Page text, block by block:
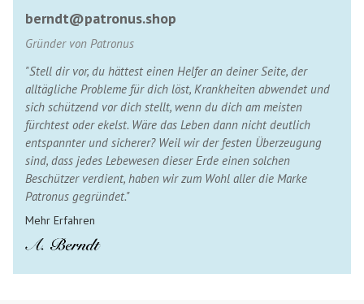
berndt@patronus.shop
Gründer von Patronus
"Stell dir vor, du hättest einen Helfer an deiner Seite, der
alltägliche Probleme für dich löst, Krankheiten abwendet und
sich schützend vor dich stellt, wenn du dich am meisten
fürchtest oder ekelst. Wäre das Leben dann nicht deutlich
entspannter und sicherer? Weil wir der festen Überzeugung
sind, dass jedes Lebewesen dieser Erde einen solchen
Beschützer verdient, haben wir zum Wohl aller die Marke
Patronus gegründet."
Mehr Erfahren